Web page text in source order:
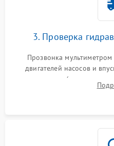
3. Проверка
Прозвонка
двигателей насосов и
прессостата (датчика
концевика дверцы и